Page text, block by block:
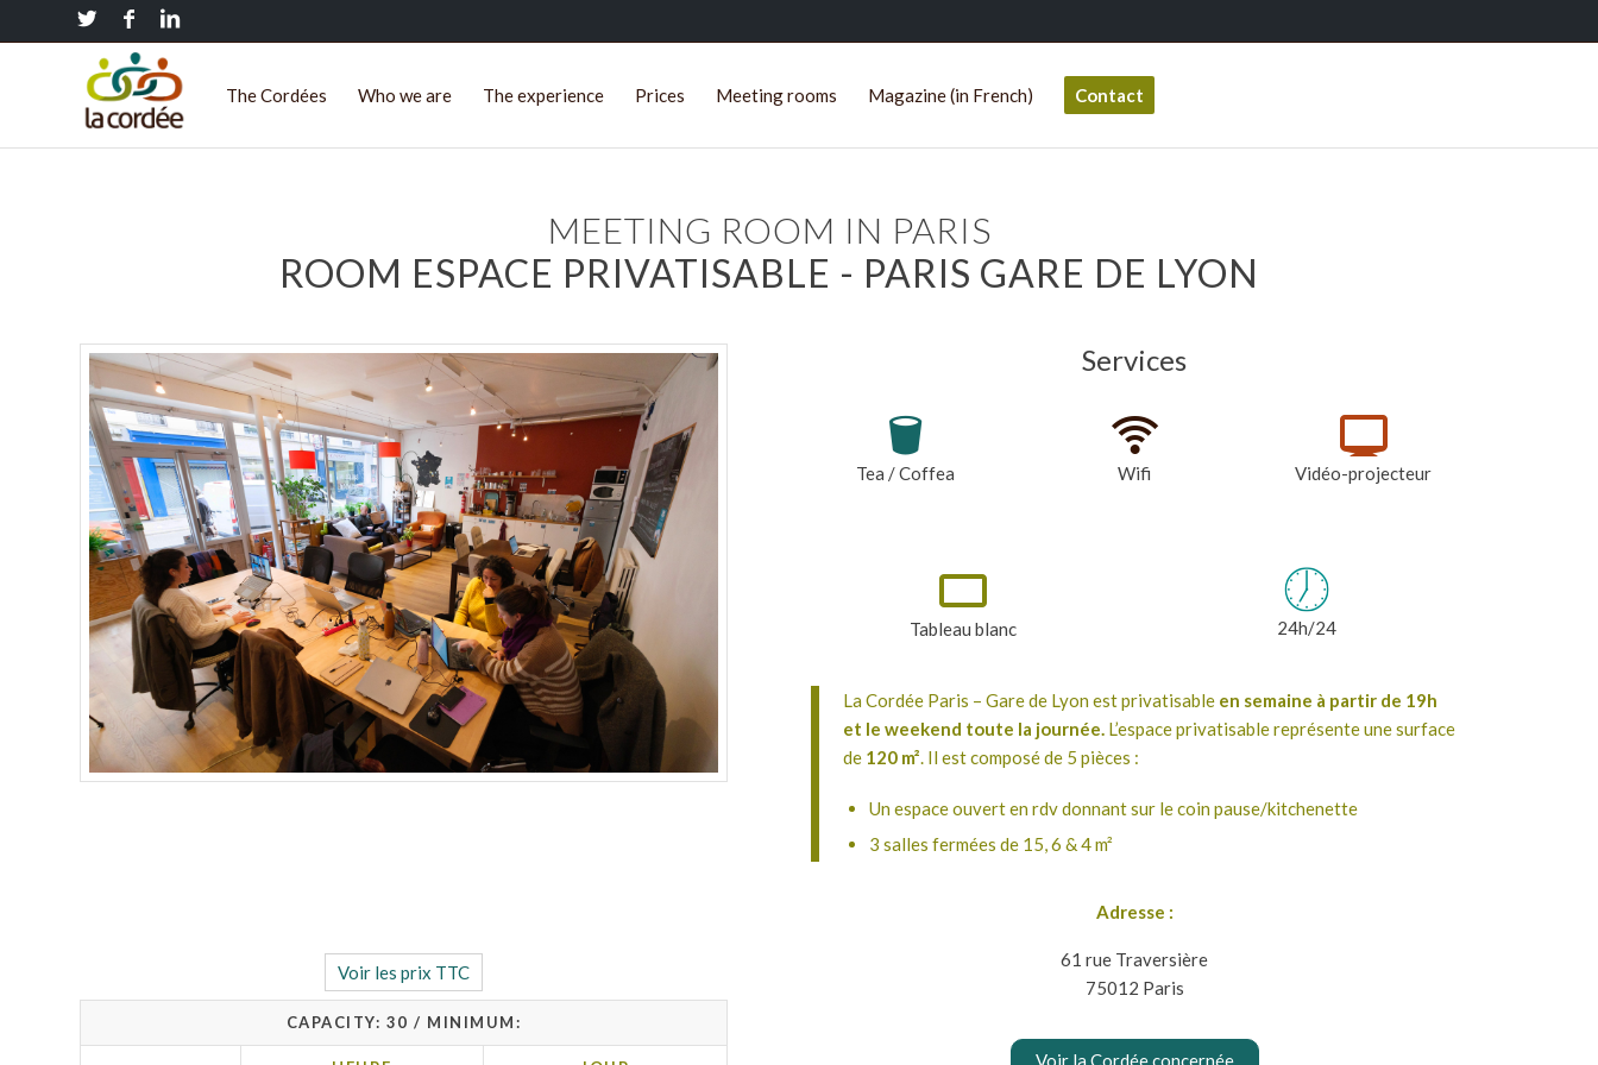
The Cordées Who we are The experience Prices Meeting rooms Magazine (in French) Contact
MEETING ROOM IN PARIS
ROOM ESPACE PRIVATISABLE - PARIS GARE DE LYON
Services
Tea / Coffea Wifi Vidéo-projecteur
Tableau blanc 24h/24
La Cordée Paris – Gare de Lyon est privatisable en semaine à partir de 19h
et le weekend toute la journée. L’espace privatisable représente une surface
de 120 m². Il est composé de 5 pièces :
Un espace ouvert en rdv donnant sur le coin pause/kitchenette
3 salles fermées de 15, 6 & 4 m²
Voir les prix TTC
CAPACITY: 30 / MINIMUM:
Adresse :
61 rue Traversière
75012 Paris
Voir la Cordée concernée